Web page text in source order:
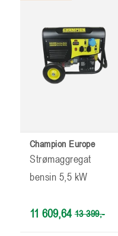
Champion Europe
Strømaggregat
bensin 5,5 kW
11 609,64 13 399,-